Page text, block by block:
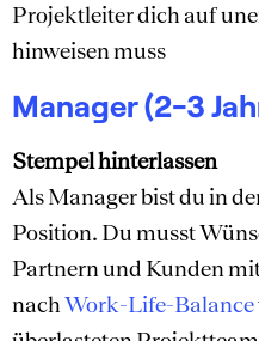
Projektleiter dich auf
hinweisen muss
Manager (2-3
Stempel hinterlassen
Als Manager bist du in
Position. Du musst
Partnern und Kunden
nachWork-Life-Balance